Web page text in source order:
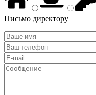
Письмо директору